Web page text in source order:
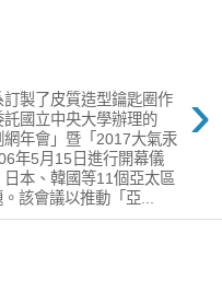
›
製了皮質造型鑰匙圈作
國立中央大學辦理的
網年會」暨「2017大氣汞
年5月15日進行開幕儀
本、韓國等11個亞太區
該會議以推動「亞...